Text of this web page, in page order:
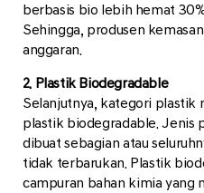
berbasis bio lebih hemat
Sehingga, produsen
anggaran.
2. Plastik Biodegradable
Selanjutnya, kategori plastik
plastik biodegradable. Jenis
dibuat sebagian atau
tidak terbarukan. Plastik
campuran bahan kimia yang